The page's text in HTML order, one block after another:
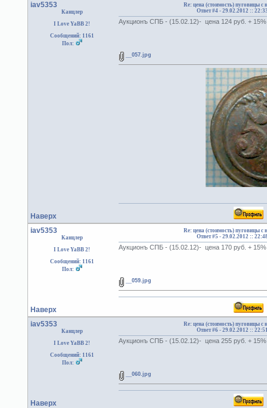
iav5353
Канцлер
I Love YaBB 2!
Сообщений: 1161
Пол:
Re: цена (стоимость) пуговицы с
Ответ #4 -29.02.2012 ::
Аукционъ СПБ - (15.02.12)- цена 124 руб. +
Наверх
__057.jpg
iav5353
Канцлер
I Love YaBB 2!
Сообщений: 1161
Пол:
Re: цена (стоимость) пуговицы с
Ответ #5 -29.02.2012 ::
Аукционъ СПБ - (15.02.12)- цена 170 руб. +
Наверх
__059.jpg
iav5353
Канцлер
I Love YaBB 2!
Сообщений: 1161
Пол:
Re: цена (стоимость) пуговицы с
Ответ #6 -29.02.2012 ::
Аукционъ СПБ - (15.02.12)- цена 255 руб. +
Наверх
__060.jpg